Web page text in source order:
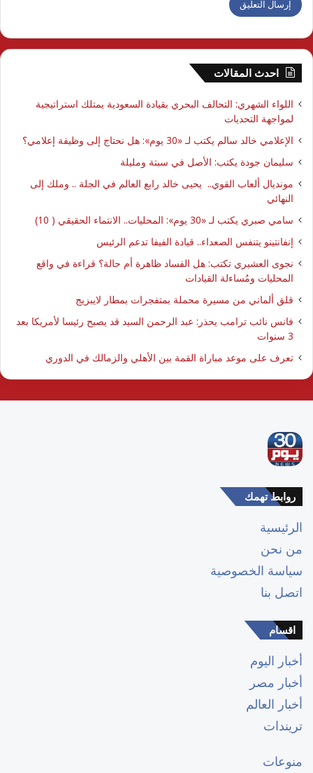
احدث المقالات
اللواء الشهري: التحالف البحري بقيادة السعودية يمتلك استراتيجية
لمواجهة التحديات
الإعلامي خالد سالم يكتب لـ «30 يوم»: هل نحتاج إلى وظيفة إعلامي؟
سليمان جودة يكتب: الأصل في سبتة ومليلة
مونديال ألعاب القوي.. يحيى خالد رابع العالم في الجلة .. وملك إلى
النهائي
سامي صبري يكتب لـ «30 يوم»: المحليات.. الانتماء الحقيقي ( 10)
إنفانتينو يتنفس الصعداء.. قيادة الفيفا تدعم الرئيس
نجوى العشيري تكتب: هل الفساد ظاهرة أم حالة؟ قراءة في واقع
المحليات ومُساءلة القيادات
قلق ألماني من مسيرة محملة بمتفجرات بمطار لايبزيج
فانس نائب ترامب يحذر: عبد الرحمن السيد قد يصبح رئيسا لأمريكا بعد
3 سنوات
تعرف على موعد مباراة القمة بين الأهلي والزمالك في الدوري
روابط تهمك
الرئيسية
من نحن
سياسة الخصوصية
اتصل بنا
اقسام
أخبار اليوم
أخبار مصر
أخبار العالم
تريندات
منوعات